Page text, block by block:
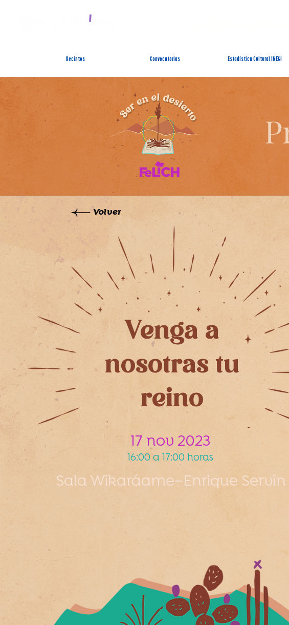
Recintos Convocatorias Estadística Cultural INEGI
Volver
Venga a
nosotras tu
reino
17 nov 2023
16:00 a 17:00 horas
Sala Wikaráame–Enrique Servín